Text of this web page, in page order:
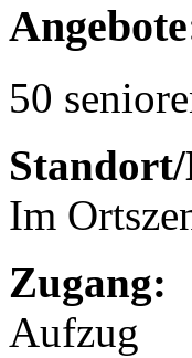
50
Im
Zugang:
Aufzug